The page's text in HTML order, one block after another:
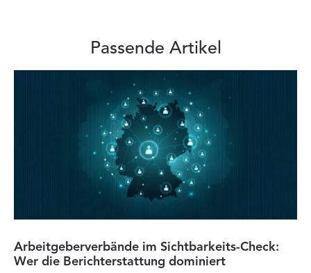
Passende Artikel
Arbeitgeberverbände im Sichtbarkeits-Check:
Wer die Berichterstattung dominiert